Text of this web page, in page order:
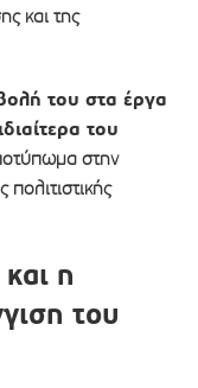
και της
του στα έργα
του
στην
η
του